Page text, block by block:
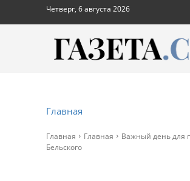
Четверг, 6 августа 2026
Главная
Главная Главная
Важный день для
Бельского